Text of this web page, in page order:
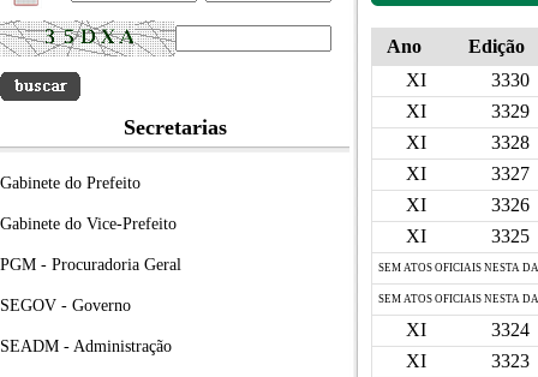
Secretarias
Gabinete do Prefeito
Gabinete do Vice-Prefeito
PGM - Procuradoria Geral
SEGOV - Governo
SEADM - Administração
Ano
Edição
XI
3330
XI
3329
XI
3328
XI
3327
XI
3326
XI
3325
SEM ATOS OFICIAIS NESTA
SEM ATOS OFICIAIS NESTA
XI
3324
XI
3323